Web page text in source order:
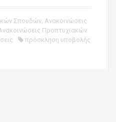
Σπουδών, Ανακοινώσεις
Προπτυχιακών
πρόσκληση υποβολής